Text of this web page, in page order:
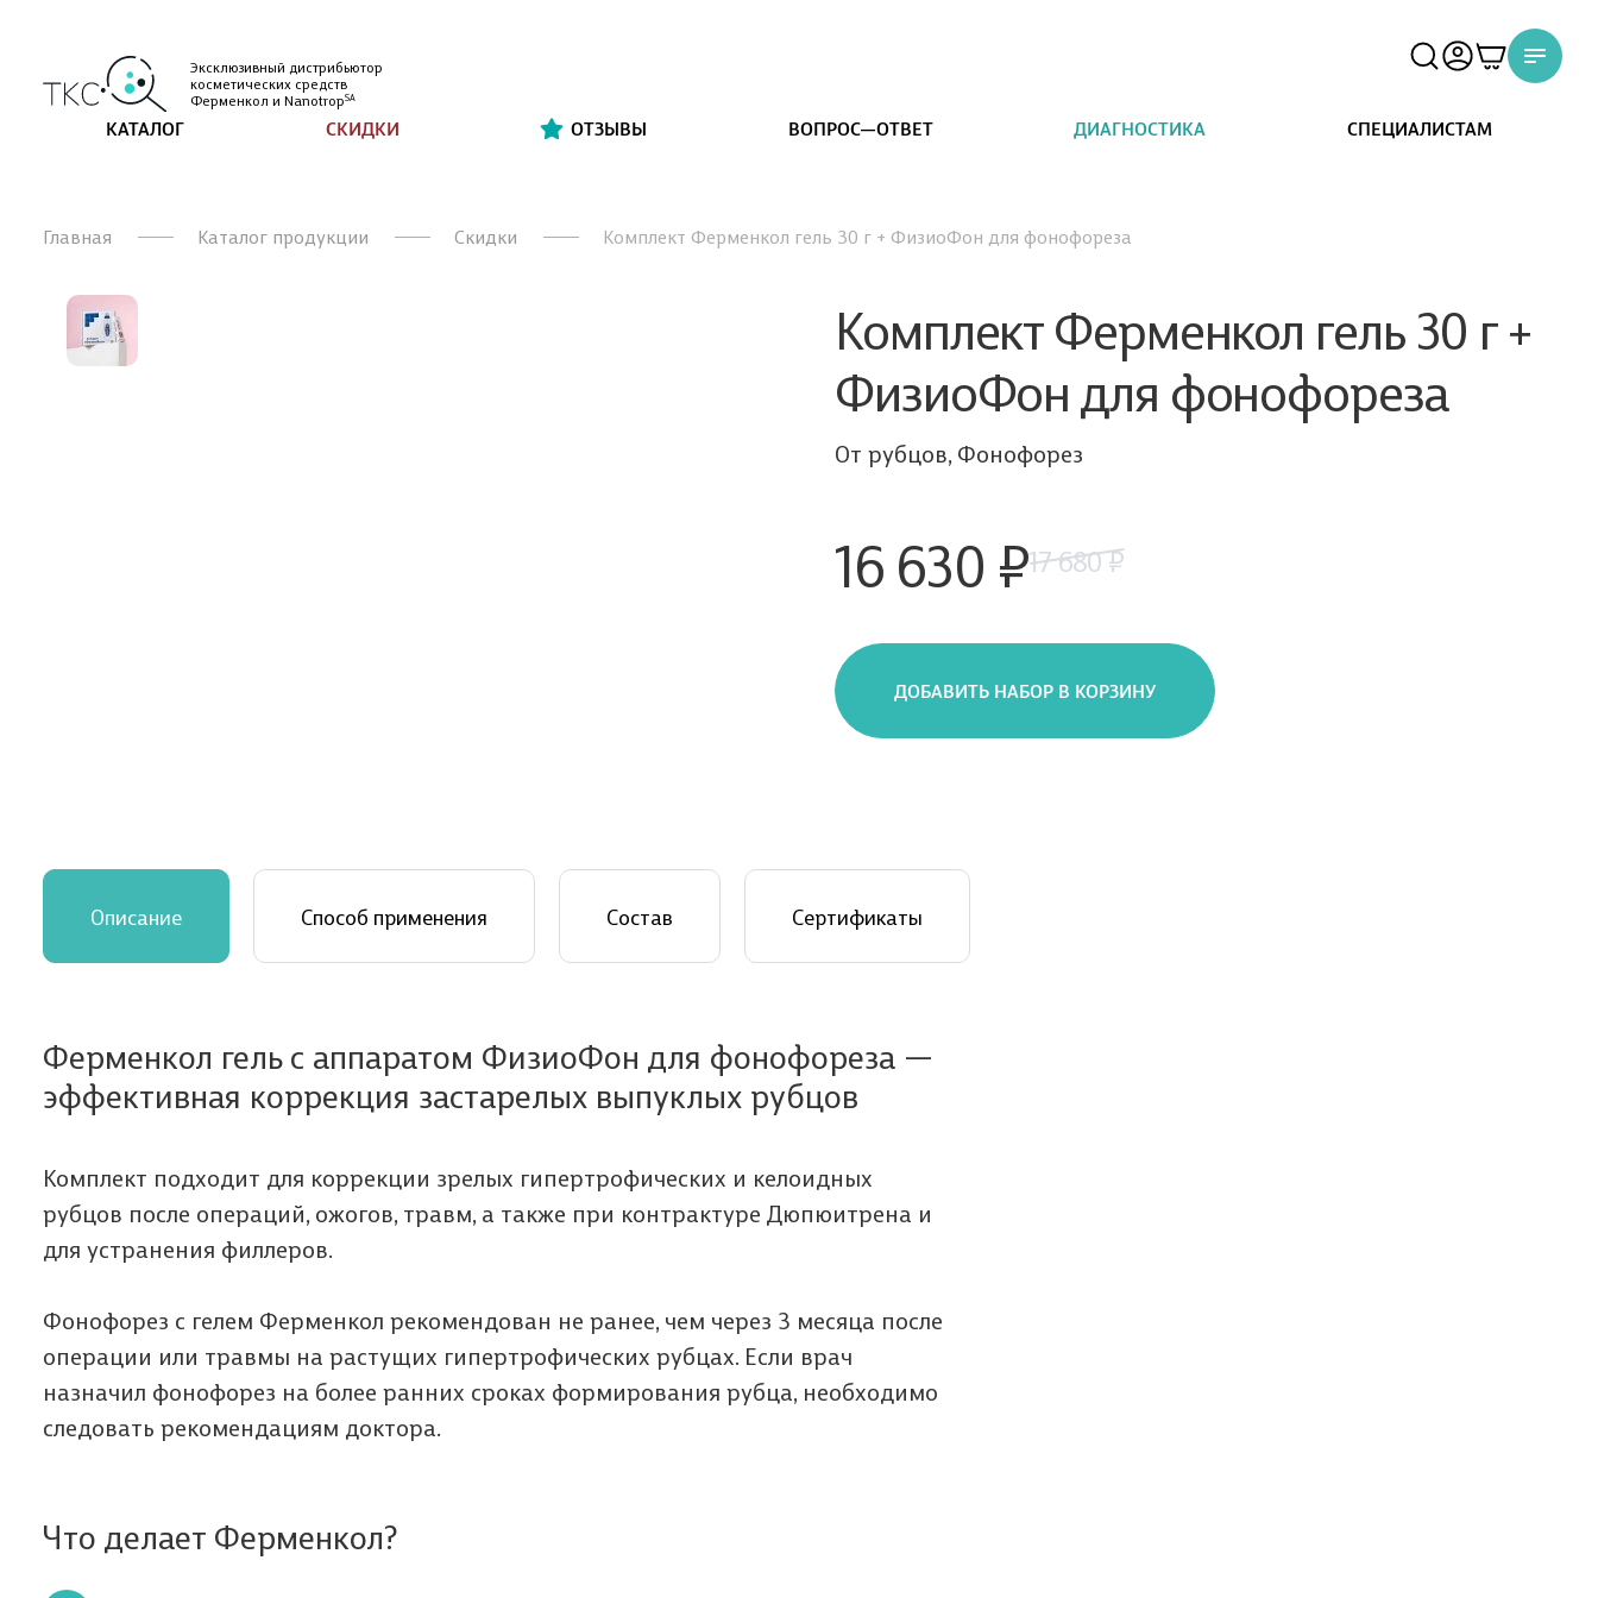
Эксклюзивный дистрибьютор
косметических средств
Ферменкол и NanotropSA
КАТАЛОГ СКИДКИ ОТЗЫВЫ ВОПРОС—ОТВЕТ ДИАГНОСТИКА СПЕЦИАЛИСТАМ
Главная Каталог продукции Скидки Комплект Ферменкол гель 30 г + ФизиоФон для фонофореза
Комплект Ферменкол гель 30 г +
ФизиоФон для фонофореза
От рубцов, Фонофорез
16 630 ₽17 680 ₽
ДОБАВИТЬ НАБОР В КОРЗИНУ
Описание Способ применения Состав Сертификаты
Ферменкол гель с аппаратом ФизиоФон для фонофореза —
эффективная коррекция застарелых выпуклых рубцов
Комплект подходит для коррекции зрелых гипертрофических и келоидных
рубцов после операций, ожогов, травм, а также при контрактуре Дюпюитрена и
для устранения филлеров.
Фонофорез с гелем Ферменкол рекомендован не ранее, чем через 3 месяца после
операции или травмы на растущих гипертрофических рубцах. Если врач
назначил фонофорез на более ранних сроках формирования рубца, необходимо
следовать рекомендациям доктора.
Что делает Ферменкол?